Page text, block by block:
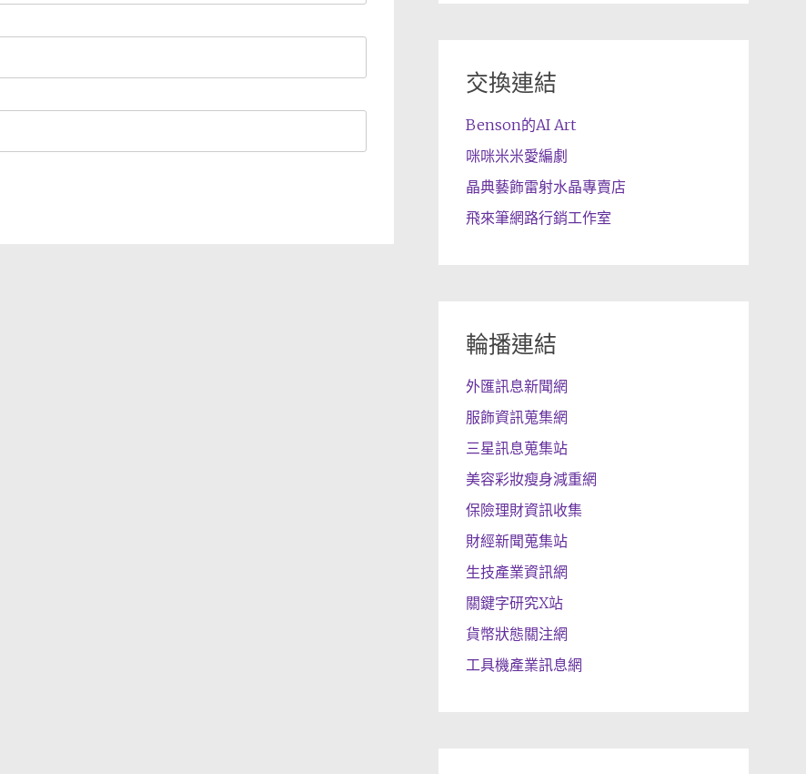
交換連結
Benson的AI Art
咪咪米米愛編劇
晶典藝飾雷射水晶專賣店
飛來筆網路行銷工作室
輪播連結
外匯訊息新聞網
服飾資訊蒐集網
三星訊息蒐集站
美容彩妝瘦身減重網
保險理財資訊收集
財經新聞蒐集站
生技產業資訊網
關鍵字研究X站
貨幣狀態關注網
工具機產業訊息網